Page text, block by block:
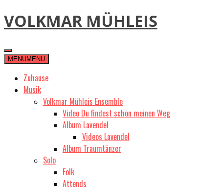
Skip
to
VOLKMAR MÜHLEIS
MENUMENU
Zuhause
Musik
Volkmar Mühleis Ensemble
Video Du findest schon meinen Weg
Album Lavendel
Videos Lavendel
Album Traumtänzer
Solo
Folk
Attends